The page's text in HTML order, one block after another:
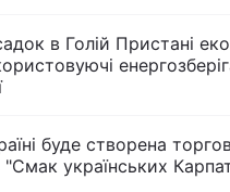
в Голій Пристані
буде створена
"Смак українських